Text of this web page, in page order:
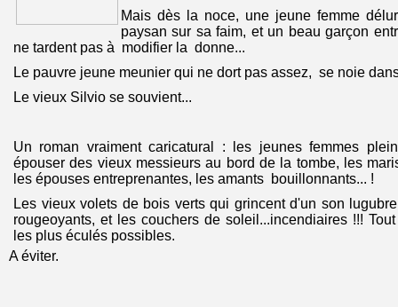
Mais dès la noce, une jeune femme
paysan sur sa faim, et un beau garçon
ne tardent pas à modifier la donne...
Le pauvre jeune meunier qui ne dort pas assez, se noie
Le vieux Silvio se souvient...
Un roman vraiment caricatural : les jeunes femmes
épouser des vieux messieurs au bord de la tombe, les
les épouses entreprenantes, les amants bouillonnants... !
Les vieux volets de bois verts qui grincent d'un son
rougeoyants, et les couchers de soleil...incendiaires !!!
les plus éculés possibles.
A éviter.